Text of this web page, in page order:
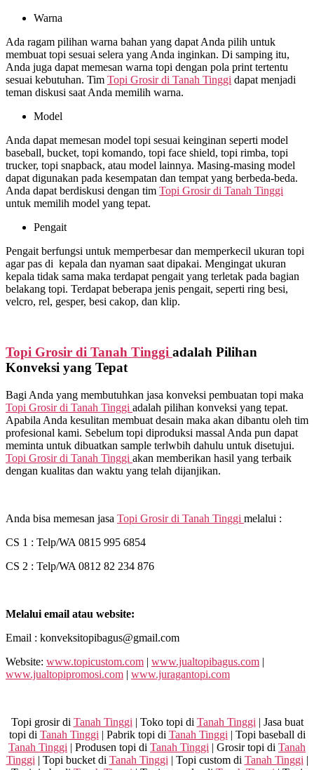
Warna
Ada ragam pilihan warna bahan yang dapat Anda pilih untuk
membuat topi sesuai selera yang Anda inginkan. Di samping itu,
Anda juga dapat memesan warna topi dengan pola print tertentu
sesuai kebutuhan. Tim Topi Grosir di Tanah Tinggi dapat menjadi
teman diskusi saat Anda memilih warna.
Model
Anda dapat memesan model topi sesuai keinginan seperti model
baseball, bucket, topi komando, topi face shield, topi rimba, topi
trucker, topi snapback, atau model lainnya. Masing-masing model
dapat digunakan pada kesempatan dan tempat yang berbeda-beda.
Anda dapat berdiskusi dengan tim Topi Grosir di Tanah Tinggi
untuk memilih model yang tepat.
Pengait
Pengait berfungsi untuk memperbesar dan memperkecil ukuran topi
agar pas di kepala dan nyaman saat dipakai. Mengingat ukuran
kepala tidak sama maka terdapat pengait yang terletak pada bagian
belakang topi. Terdapat beberapa jenis pengait, seperti ring besi,
velcro, rel, gesper, besi cakop, dan klip.
Topi Grosir di Tanah Tinggi adalah Pilihan
Konveksi yang Tepat
Bagi Anda yang membutuhkan jasa konveksi pembuatan topi maka
Topi Grosir di Tanah Tinggi adalah pilihan konveksi yang tepat.
Apabila Anda kesulitan membuat desain maka akan dibantu oleh tim
profesional kami. Sebelum topi diproduksi massal Anda pun dapat
meminta untuk dibuatkan sample terlwbih dahulu untuk disetujui.
Topi Grosir di Tanah Tinggi akan memberikan hasil yang terbaik
dengan kualitas dan waktu yang telah dijanjikan.
Anda bisa memesan jasa Topi Grosir di Tanah Tinggi melalui :
CS 1 : Telp/WA 0815 995 6854
CS 2 : Telp/WA 0812 82 234 876
Melalui email atau website:
Email : konveksitopibagus@gmail.com
Website: www.topicustom.com | www.jualtopibagus.com |
www.jualtopipromosi.com | www.juragantopi.com
Topi grosir di Tanah Tinggi | Toko topi di Tanah Tinggi | Jasa buat
topi di Tanah Tinggi | Pabrik topi di Tanah Tinggi | Topi baseball di
Tanah Tinggi | Produsen topi di Tanah Tinggi | Grosir topi di Tanah
Tinggi | Topi bucket di Tanah Tinggi | Topi custom di Tanah Tinggi |